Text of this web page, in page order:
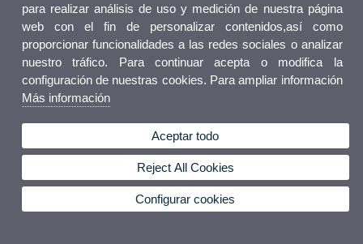
para realizar análisis de uso y medición de nuestra página
web con el fin de personalizar contenidos,así como
proporcionar funcionalidades a las redes sociales o analizar
nuestro tráfico. Para continuar acepta o modifica la
configuración de nuestras cookies. Para ampliar información
Más información
Aceptar todo
Reject All Cookies
Configurar cookies